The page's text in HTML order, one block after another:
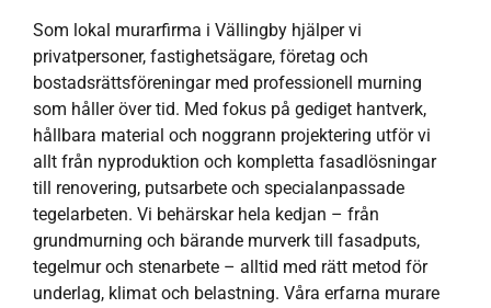
Som lokal murarfirma i Vällingby hjälper vi
privatpersoner, fastighetsägare, företag och
bostadsrättsföreningar med professionell murning
som håller över tid. Med fokus på gediget hantverk,
hållbara material och noggrann projektering utför vi
allt från nyproduktion och kompletta fasadlösningar
till renovering, putsarbete och specialanpassade
tegelarbeten. Vi behärskar hela kedjan – från
grundmurning och bärande murverk till fasadputs,
tegelmur och stenarbete – alltid med rätt metod för
underlag, klimat och belastning. Våra erfarna murare